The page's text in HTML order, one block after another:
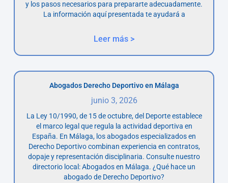
y los pasos necesarios para prepararte adecuadamente.
La información aquí presentada te ayudará a
Leer más >
Abogados Derecho Deportivo en Málaga
junio 3, 2026
La Ley 10/1990, de 15 de octubre, del Deporte establece
el marco legal que regula la actividad deportiva en
España. En Málaga, los abogados especializados en
Derecho Deportivo combinan experiencia en contratos,
dopaje y representación disciplinaria. Consulte nuestro
directorio local: Abogados en Málaga. ¿Qué hace un
abogado de Derecho Deportivo?